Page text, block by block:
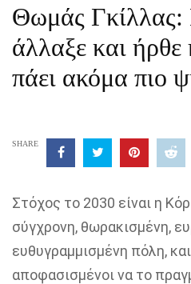
Θωμάς Γκίλλας:
άλλαξε και ήρθε
πάει ακόμα πιο
SHARE
Στόχος το 2030 είναι η
σύγχρονη, θωρακισμένη,
ευθυγραμμισμένη πόλη,
αποφασισμένοι να το